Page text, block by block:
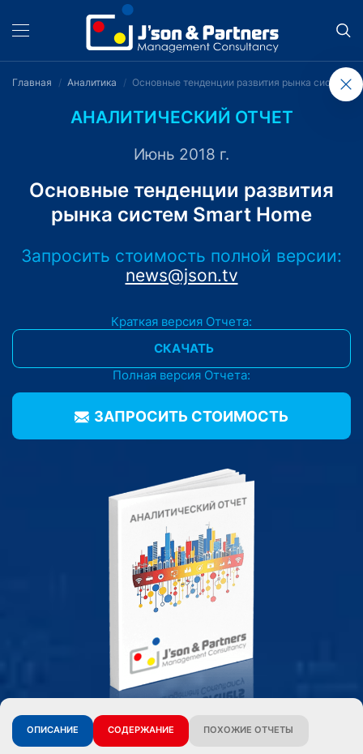
Главная Аналитика Основные тенденции развития рынка систем
АНАЛИТИЧЕСКИЙ ОТЧЕТ
Июнь 2018 г.
Основные тенденции развития
рынка систем Smart Home
Запросить стоимость полной версии:
news@json.tv
Краткая версия Отчета:
СКАЧАТЬ
Полная версия Отчета:
ЗАПРОСИТЬ CТОИМОСТЬ
ОПИСАНИЕ СОДЕРЖАНИЕ ПОХОЖИЕ ОТЧЕТЫ